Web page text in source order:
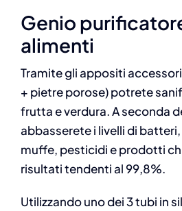
Genio
alimenti
Tramite gli appositi
+ pietre porose) potrete
frutta e verdura. A seconda
abbasserete i livelli di
muffe, pesticidi e prodotti
risultati tendenti al 99,8%.
Utilizzando uno dei 3 tubi in